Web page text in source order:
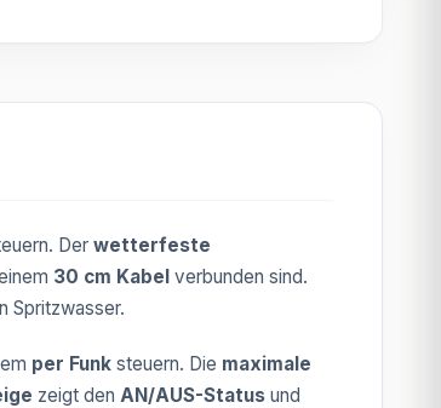
Der wetterfeste
30 cm Kabel verbunden sind.
Spritzwasser.
per Funk steuern. Die maximale
zeigt den AN/AUS-Status und